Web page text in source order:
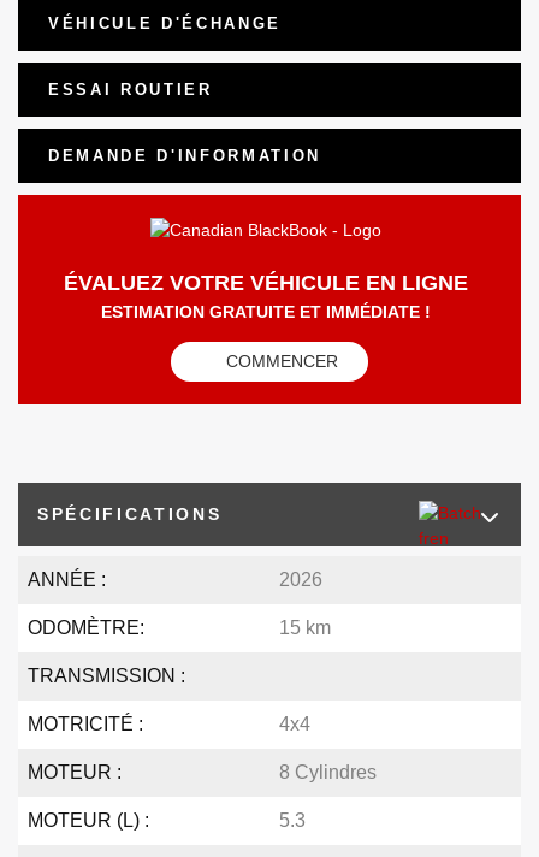
SPÉCIFICATIONS
ANNÉE : 2026
ODOMÈTRE: 15 km
TRANSMISSION :
MOTRICITÉ : 4x4
MOTEUR : 8 Cylindres
MOTEUR (L) : 5.3
VÉHICULE D'ÉCHANGE
ESSAI ROUTIER
DEMANDE D'INFORMATION
ÉVALUEZ VOTRE VÉHICULE EN LIGNE
ESTIMATION GRATUITE ET IMMÉDIATE !
COMMENCER